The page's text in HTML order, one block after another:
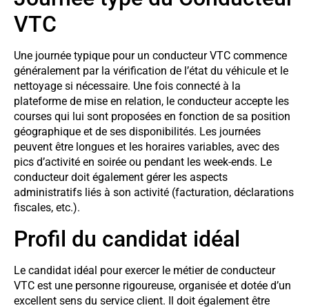
VTC
Une journée typique pour un conducteur VTC commence
généralement par la vérification de l’état du véhicule et le
nettoyage si nécessaire. Une fois connecté à la
plateforme de mise en relation, le conducteur accepte les
courses qui lui sont proposées en fonction de sa position
géographique et de ses disponibilités. Les journées
peuvent être longues et les horaires variables, avec des
pics d’activité en soirée ou pendant les week-ends. Le
conducteur doit également gérer les aspects
administratifs liés à son activité (facturation, déclarations
fiscales, etc.).
Profil du candidat idéal
Le candidat idéal pour exercer le métier de conducteur
VTC est une personne rigoureuse, organisée et dotée d’un
excellent sens du service client. Il doit également être